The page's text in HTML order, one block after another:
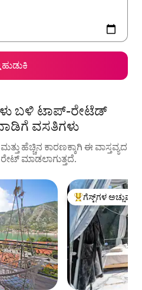
ಹುಡುಕಿ
ಬಳಿ ಟಾಪ್-ರೇಟೆಡ್
ವಸತಿಗಳು
ಮತ್ತು ಹೆಚ್ಚಿನ ಕಾರಣಕ್ಕಾಗಿ ಈ ವಾಸ್ತವ್ಯದ
ರೇಟ್ ಮಾಡಲಾಗುತ್ತದೆ.
ಗೆಸ್ಟ್‌ಗಳಿಗೆ ಅತಿ ಹೆಚ್ಚು
ಗೆಸ್ಟ್‌ಗಳ